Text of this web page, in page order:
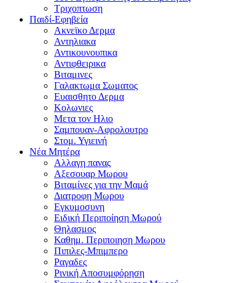
Τριχοπτωση
Παιδί-Εφηβεία
Ακνεϊκο Δερμα
Αντηλιακα
Αντικουνουπικα
Αντιφθειρικα
Βιταμινες
Γαλακτωμα Σωματος
Ευαισθητο Δερμα
Κολωνιες
Μετα τον Ηλιο
Σαμπουαν-Αφρολουτρο
Στομ. Υγιεινή
Νέα Μητέρα
Αλλαγη πανας
Αξεσουαρ Μωρου
Βιταμίνες για την Μαμά
Διατροφη Μωρου
Εγκυμοσυνη
Ειδική Περιποίηση Μωρού
Θηλασμος
Καθημ. Περιποιηση Μωρου
Πιπιλες-Μπιμπερο
Ραγαδες
Ρινική Αποσυμφόρηση